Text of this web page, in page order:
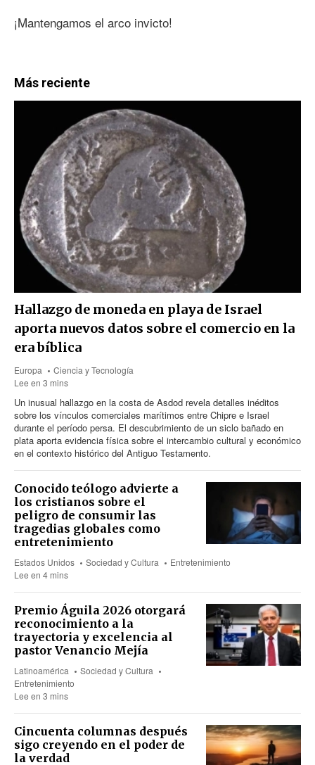
¡Mantengamos el arco invicto!
Más reciente
Hallazgo de moneda en playa de Israel
aporta nuevos datos sobre el comercio en la
era bíblica
Europa
Ciencia y Tecnología
Lee en 3 mins
Un inusual hallazgo en la costa de Asdod revela detalles inéditos
sobre los vínculos comerciales marítimos entre Chipre e Israel
durante el período persa. El descubrimiento de un siclo bañado en
plata aporta evidencia física sobre el intercambio cultural y económico
en el contexto histórico del Antiguo Testamento.
Conocido teólogo advierte a
los cristianos sobre el
peligro de consumir las
tragedias globales como
entretenimiento
Estados Unidos Sociedad y Cultura
Entretenimiento
Lee en 4 mins
Premio Águila 2026 otorgará
reconocimiento a la
trayectoria y excelencia al
pastor Venancio Mejía
Latinoamérica
Sociedad y Cultura
Entretenimiento
Lee en 3 mins
Cincuenta columnas después
sigo creyendo en el poder de
la verdad